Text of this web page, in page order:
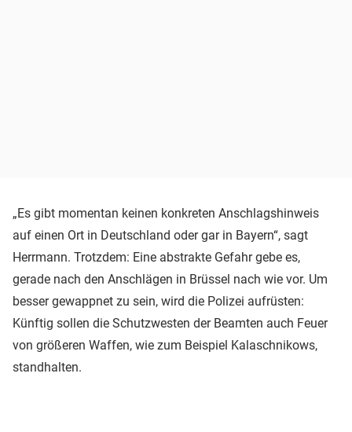
„Es gibt momentan keinen konkreten Anschlagshinweis
auf einen Ort in Deutschland oder gar in Bayern“, sagt
Herrmann. Trotzdem: Eine abstrakte Gefahr gebe es,
gerade nach den Anschlägen in Brüssel nach wie vor. Um
besser gewappnet zu sein, wird die Polizei aufrüsten:
Künftig sollen die Schutzwesten der Beamten auch Feuer
von größeren Waffen, wie zum Beispiel Kalaschnikows,
standhalten.